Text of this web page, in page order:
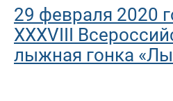
29 февраля 2020
XXXVIII
лыжная гонка